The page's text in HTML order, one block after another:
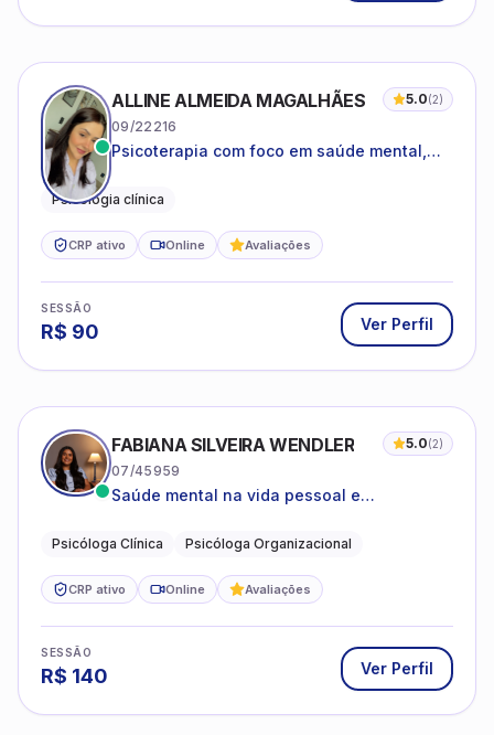
ALLINE ALMEIDA MAGALHÃES 5.0(2)
09/22216
Psicoterapia com foco em saúde mental,
adolescentes e adultos.
Psicologia clínica
CRP ativo Online Avaliações
SESSÃO
R$ 90 Ver Perfil
FABIANA SILVEIRA WENDLER 5.0(2)
07/45959
Saúde mental na vida pessoal e
Psicóloga Clínica Psicóloga Organizacional
CRP ativo Online Avaliações
SESSÃO
R$ 140 Ver Perfil